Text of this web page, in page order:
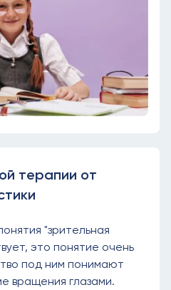
терапии от
"зрительная
это понятие очень
под ним понимают
вращения глазами.